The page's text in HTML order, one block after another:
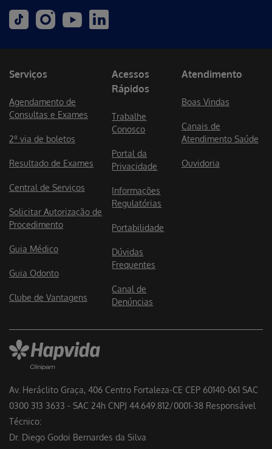
Av. Heráclito Graça, 406 Centro Fortaleza-CE CEP 60140-061 SAC
0300 313 3633 - SAC 24h CNPJ 44.649.812/0001-38 Responsável
Técnico:
Dr. Diego Godoi Bernardes da Silva
Serviços
Agendamento de
Consultas e Exames
2º via de boletos
Resultado de Exames
Central de Serviços
Solicitar Autorização de
Procedimento
Guia Médico
Guia Odonto
Clube de Vantagens
Acessos
Rápidos
Trabalhe
Conosco
Portal da
Privacidade
Informações
Regulatórias
Portabilidade
Dúvidas
Frequentes
Canal de
Denúncias
Atendimento
Boas Vindas
Canais de
Atendimento Saúde
Ouvidoria